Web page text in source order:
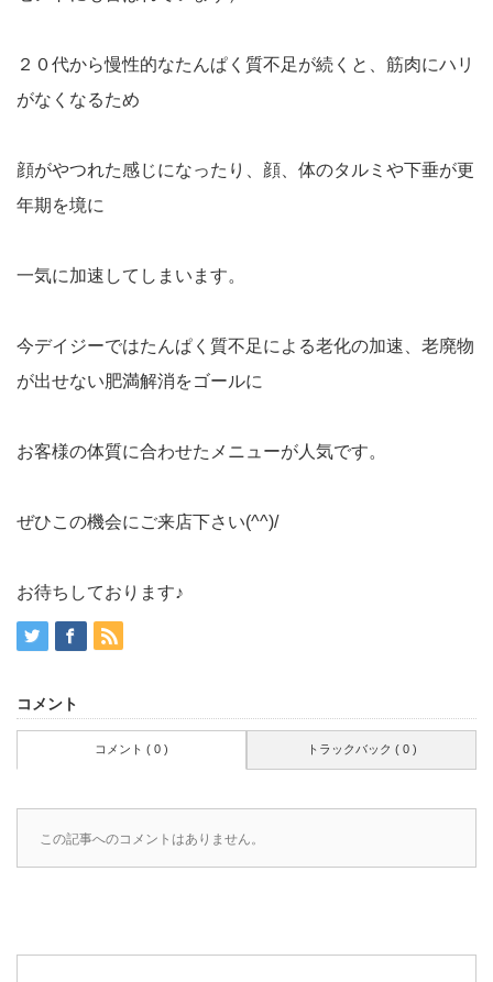
２０代から慢性的なたんぱく質不足が続くと、筋肉にハリ
がなくなるため
顔がやつれた感じになったり、顔、体のタルミや下垂が更
年期を境に
一気に加速してしまいます。
今デイジーではたんぱく質不足による老化の加速、老廃物
が出せない肥満解消をゴールに
お客様の体質に合わせたメニューが人気です。
ぜひこの機会にご来店下さい(^^)/
お待ちしております♪
コメント
コメント ( 0 ) トラックバック ( 0 )
この記事へのコメントはありません。